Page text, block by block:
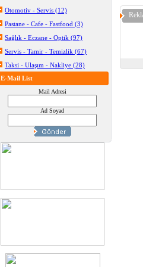
Otomotiv - Servis (12)
Pastane - Cafe - Fastfood (3)
Sağlık - Eczane - Optik (97)
Servis - Tamir - Temizlik (67)
Taksi - Ulaşım - Nakliye (28)
E-Mail List
Mail Adresi
Ad Soyad